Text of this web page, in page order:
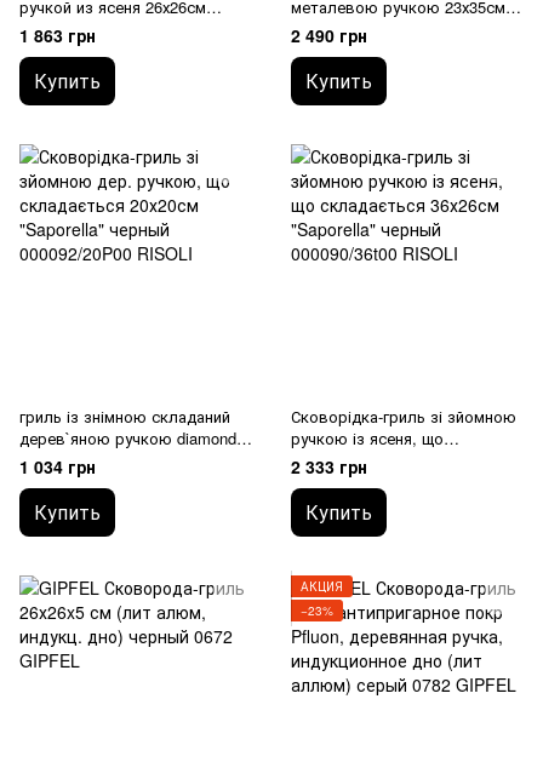
ручкой из ясеня 26х26см
"saporella" 000090/26t00 RISOLI
1 863 грн
Купить
металевою ручкою 23х35см
Saporella, що складається
000112/36G00 RISOLI
2 490 грн
Купить
гриль із знімною складаний
дерев`яною ручкою diamond
base 20х20см " saporella "
000092/20P00 RISOLI
1 034 грн
Купить
Сковорідка-гриль зі зйомною
ручкою із ясеня, що
складається 36х26см
"Saporella" 000090/36t00
RISOLI
2 333 грн
Купить
АКЦИЯ
−23%